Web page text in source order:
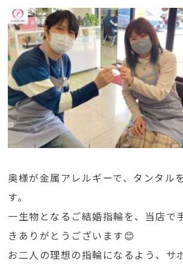
奥様が金属アレルギーで、タンタル
す。
一生物となるご結婚指輪を、当店で
きありがとうございます😊
お二人の理想の指輪になるよう、サ